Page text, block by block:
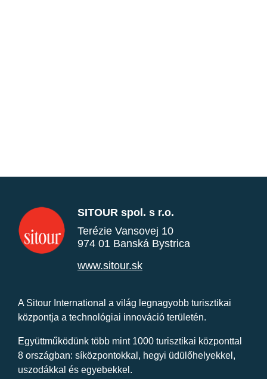
SITOUR spol. s r.o.
Terézie Vansovej 10
974 01 Banská Bystrica
www.sitour.sk
A Sitour International a világ legnagyobb turisztikai
központja a technológiai innováció területén.
Együttműködünk több mint 1000 turisztikai központtal
8 országban: síközpontokkal, hegyi üdülőhelyekkel,
uszodákkal és egyebekkel.